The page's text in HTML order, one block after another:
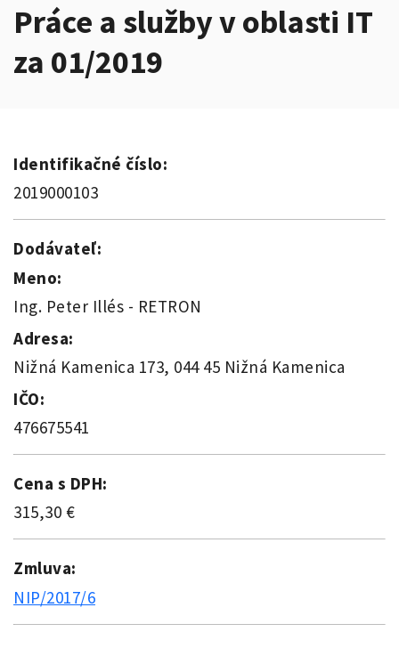
Práce a služby v oblasti IT
za 01/2019
Identifikačné číslo:
2019000103
Dodávateľ:
Meno:
Ing. Peter Illés - RETRON
Adresa:
Nižná Kamenica 173, 044 45 Nižná Kamenica
IČO:
476675541
Cena s DPH:
315,30 €
Zmluva:
NIP/2017/6